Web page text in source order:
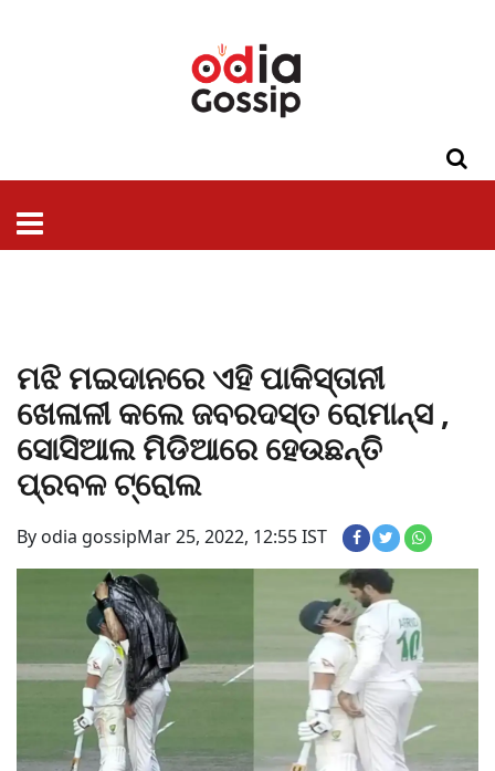
ମଝି ମଇଦାନରେ ଏହି ପାକିସ୍ତାନୀ
ଖେଳାଳୀ କଲେ ଜବରଦସ୍ତ ରୋମାନ୍ସ ,
ସୋସିଆଲ ମିଡିଆରେ ହେଉଛନ୍ତି
ପ୍ରବଳ ଟ୍ରୋଲ
By odia gossipMar 25, 2022, 12:55 IST